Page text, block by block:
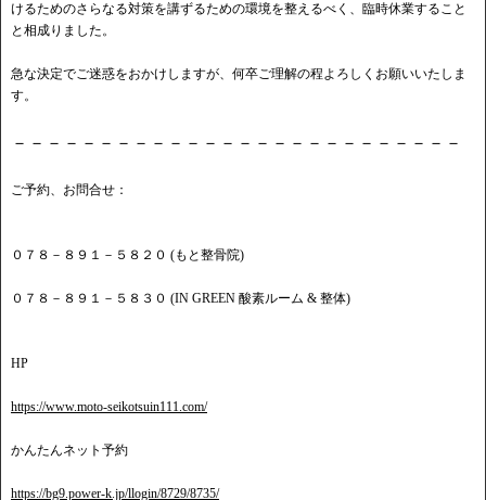
けるためのさらなる対策を講ずるための環境を整えるべく、臨時休業すること
と相成りました。
急な決定でご迷惑をおかけしますが、何卒ご理解の程よろしくお願いいたしま
す。
－－－－－－－－－－－－－－－－－－－－－－－－－－
ご予約、お問合せ：
０７８－８９１－５８２０ (もと整骨院)
０７８－８９１－５８３０ (IN GREEN 酸素ルーム & 整体)
HP
https://www.moto-seikotsuin111.com/
かんたんネット予約
https://bg9.power-k.jp/llogin/8729/8735/